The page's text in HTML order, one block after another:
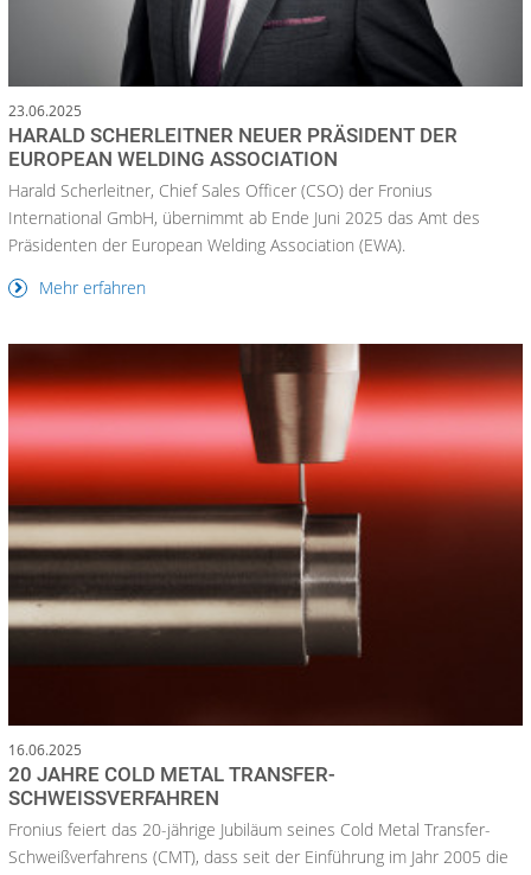
23.06.2025
HARALD SCHERLEITNER NEUER PRÄSIDENT DER
EUROPEAN WELDING ASSOCIATION
Harald Scherleitner, Chief Sales Officer (CSO) der Fronius
International GmbH, übernimmt ab Ende Juni 2025 das Amt des
Präsidenten der European Welding Association (EWA).
Mehr erfahren
16.06.2025
20 JAHRE COLD METAL TRANSFER-
SCHWEISSVERFAHREN
Fronius feiert das 20-jährige Jubiläum seines Cold Metal Transfer-
Schweißverfahrens (CMT), dass seit der Einführung im Jahr 2005 die